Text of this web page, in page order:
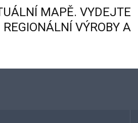
MAPĚ. VYDEJTE
REGIONÁLNÍ VÝROBY A